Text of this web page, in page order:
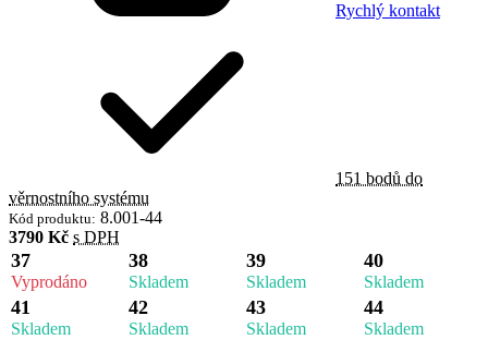
Rychlý kontakt
151 bodů do
věrnostního systému
Kód produktu: 8.001-44
3790 Kč s DPH
37
Vyprodáno
38
Skladem
39
Skladem
40
Skladem
41
Skladem
42
Skladem
43
Skladem
44
Skladem